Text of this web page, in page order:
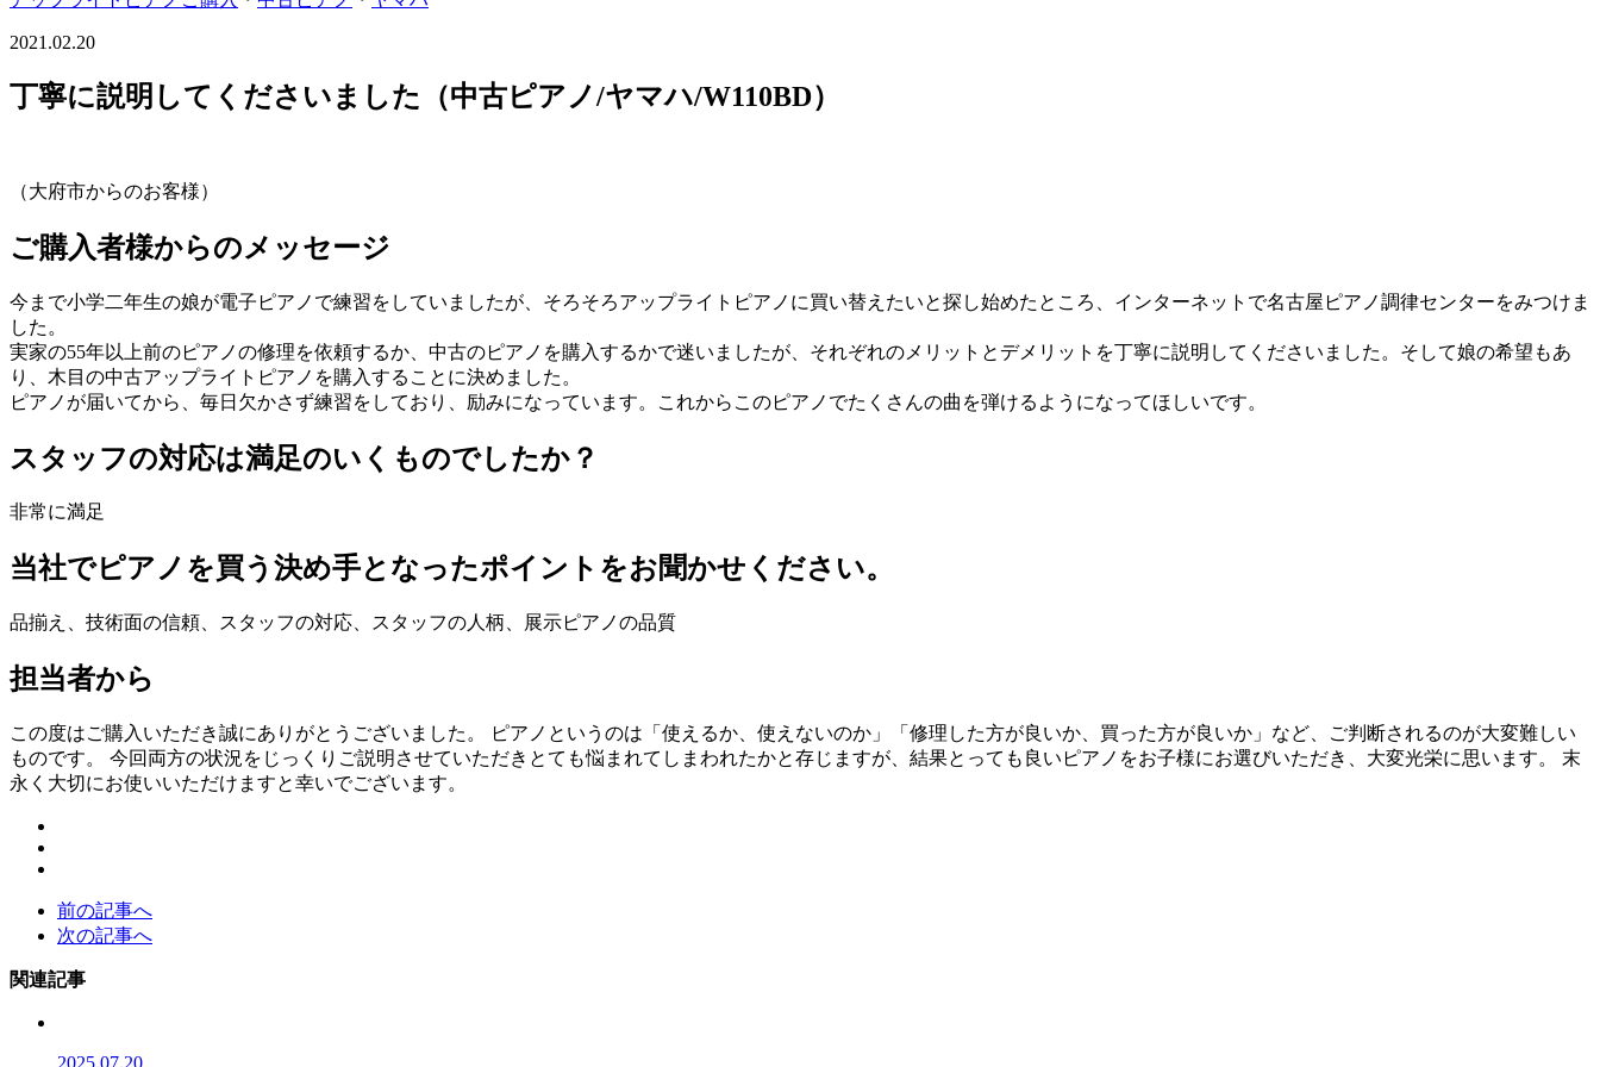
2021.02.20
丁寧に説明してくださいました（中古ピアノ/ヤマハ/W110BD）
（大府市からのお客様）
ご購入者様からのメッセージ
今まで小学二年生の娘が電子ピアノで練習をしていましたが、そろそろアップライトピアノに買い替えたいと探し始めたところ、インターネットで名古屋ピアノ調律センターをみつけま
した。
実家の55年以上前のピアノの修理を依頼するか、中古のピアノを購入するかで迷いましたが、それぞれのメリットとデメリットを丁寧に説明してくださいました。そして娘の希望もあ
り、木目の中古アップライトピアノを購入することに決めました。
ピアノが届いてから、毎日欠かさず練習をしており、励みになっています。これからこのピアノでたくさんの曲を弾けるようになってほしいです。
スタッフの対応は満足のいくものでしたか？
非常に満足
当社でピアノを買う決め手となったポイントをお聞かせください。
品揃え、技術面の信頼、スタッフの対応、スタッフの人柄、展示ピアノの品質
担当者から
この度はご購入いただき誠にありがとうございました。 ピアノというのは「使えるか、使えないのか」「修理した方が良いか、買った方が良いか」など、ご判断されるのが大変難しい
ものです。 今回両方の状況をじっくりご説明させていただきとても悩まれてしまわれたかと存じますが、結果とっても良いピアノをお子様にお選びいただき、大変光栄に思います。 末
永く大切にお使いいただけますと幸いでございます。
前の記事へ
次の記事へ
関連記事
2025.07.20